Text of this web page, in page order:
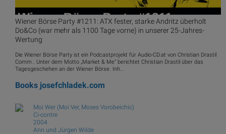
Wiener Börse Party #1211: ATX fester, starke Andritz überholt
Do&Co (war mehr als 1100 Tage vorne) in unserer 25-Jahres-
Wertung
Die Wiener Börse Party ist ein Podcastprojekt für Audio-CD.at von Christian Drastil
Comm.. Unter dem Motto „Market & Me“ berichtet Christian Drastil über das
Tagesgeschehen an der Wiener Börse. Inh...
Books josefchladek.com
Moi Wer (Moi Ver, Moses Vorobeichic)
Ci-contre
2004
Ann und Jürgen Wilde